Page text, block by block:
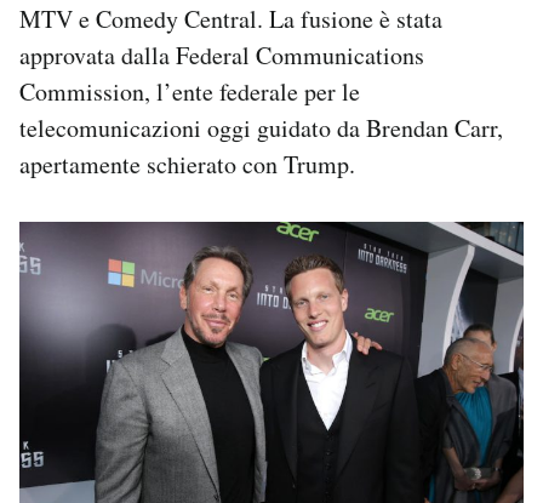
MTV e Comedy Central. La fusione è stata
approvata dalla Federal Communications
Commission, l’ente federale per le
telecomunicazioni oggi guidato da Brendan Carr,
apertamente schierato con Trump.